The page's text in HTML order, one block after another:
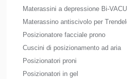
Materassini a depressione Bi-
Materassino antiscivolo per
Posizionatore facciale prono
Cuscini di posizionamento ad aria
Posizionatori proni
Posizionatori in gel